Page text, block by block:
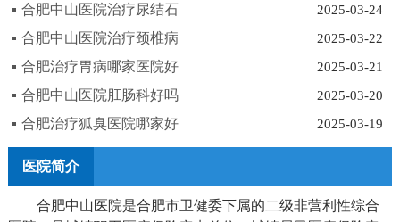
2025-03-24
合肥中山医院治疗尿结石
2025-03-22
合肥中山医院治疗颈椎病
2025-03-21
合肥治疗胃病哪家医院好
2025-03-20
合肥中山医院肛肠科好吗
2025-03-19
合肥治疗狐臭医院哪家好
医院简介
合肥中山医院是合肥市卫健委下属的二级非营利性综合